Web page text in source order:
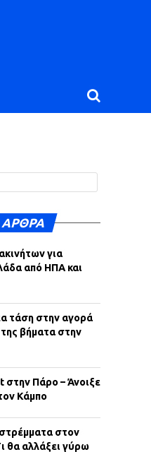
για
από ΗΠΑ και
τάση στην αγορά
βήματα στην
στην Πάρο – Άνοιξε
Κάμπο
στον
θα αλλάξει γύρω